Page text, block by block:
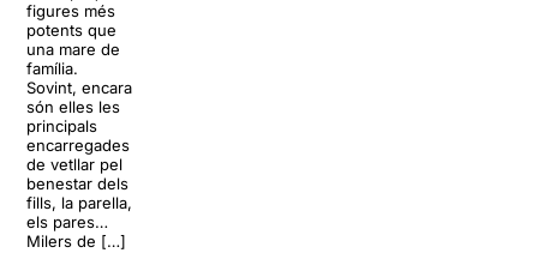
figures més
potents que
una mare de
família.
Sovint, encara
són elles les
principals
encarregades
de vetllar pel
benestar dels
fills, la parella,
els pares…
Milers de […]